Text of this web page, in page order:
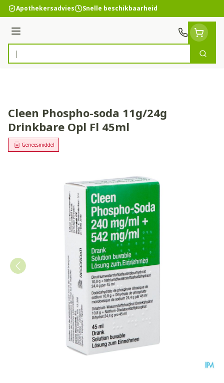
Ga naar de inhoud
Apothekersadvies Snelle beschikbaarheid
Menu
Product, merk, categorie...
Zoek
Cleen Phospho-soda 11g/24g
Drinkbare Opl Fl 45ml
Geneesmiddel